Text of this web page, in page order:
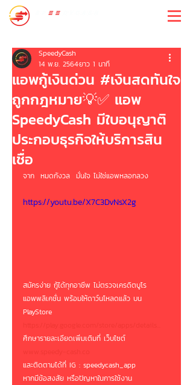
แอพกู้เงินด่วน #เงินสดทันใจ
ถูกกฎหมาย💡✅ แอพ
SpeedyCash มีใบอนุญาติ
ประกอบธุรกิจให้บริการสิน
เชื่อ
SpeedyCash
14 พ.ย. 2564ยาว 1 นาที
จาก  หมดกังวล  มั่นใจ ไม่ใช่แอพหลอกลวง
https://youtu.be/X7C3DvNsX2g
สมัครง่าย กู้ได้ทุกอาชีพ ไม่ตรวจเครดิตบูโร
แอพพลิเคชั่น พร้อมให้ดาว์นโหลดแล้ว บน
PlayStore
ศึกษารายละเอียดเพิ่มเติมที่ เว็บไซต์
และติดตามได้ที่ IG : speedycash_app
หากมีข้อสงสัย หรือปัญหาในการใช้งาน